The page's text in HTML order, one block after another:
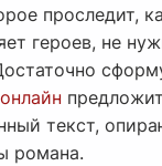
проследит,
героев, не
предложит
текст,
романа.